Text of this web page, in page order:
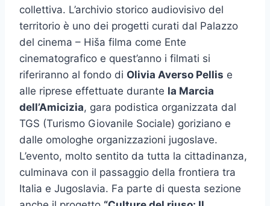
collettiva. L’archivio storico audiovisivo del
territorio è uno dei progetti curati dal Palazzo
del cinema – Hiša filma come Ente
cinematografico e quest’anno i filmati si
riferiranno al fondo di Olivia Averso Pellis e
alle riprese effettuate durante la Marcia
dell’Amicizia, gara podistica organizzata dal
TGS (Turismo Giovanile Sociale) goriziano e
dalle omologhe organizzazioni jugoslave.
L’evento, molto sentito da tutta la cittadinanza,
culminava con il passaggio della frontiera tra
Italia e Jugoslavia. Fa parte di questa sezione